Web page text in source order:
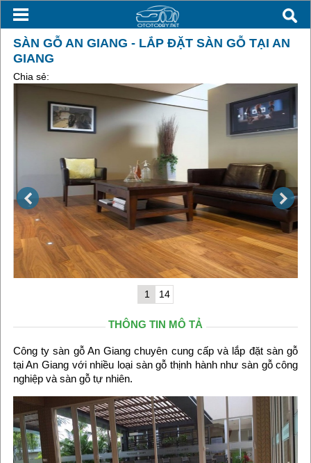
SÀN GỖ AN GIANG - LẮP ĐẶT SÀN GỖ TẠI AN
GIANG
Chia sẻ:
1 14
THÔNG TIN MÔ TẢ
Công ty sàn gỗ An Giang chuyên cung cấp và lắp đặt sàn gỗ
tại An Giang với nhiều loại sàn gỗ thịnh hành như sàn gỗ công
nghiệp và sàn gỗ tự nhiên.